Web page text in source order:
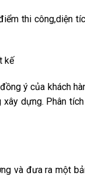
thi công,diện
kế
ý của khách
xây dựng. Phân
và đưa ra một